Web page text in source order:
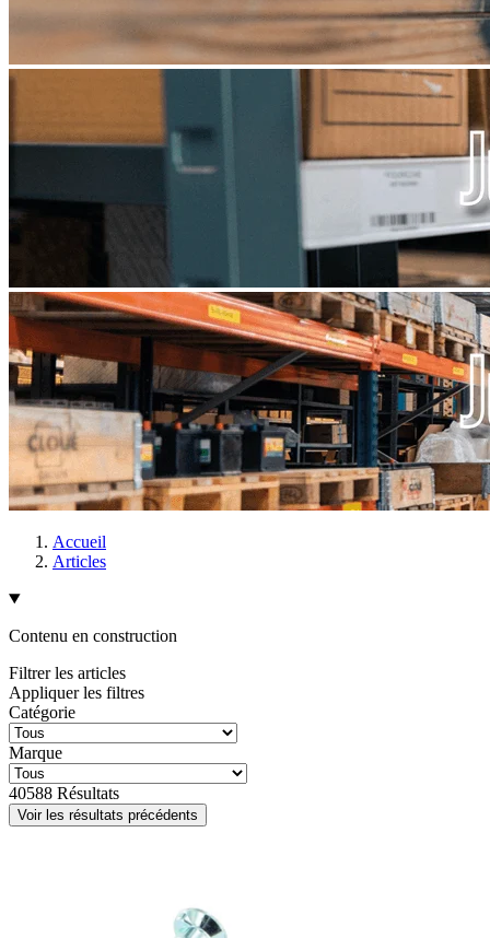
Accueil
Articles
Contenu en construction
Filtrer les articles
Appliquer les filtres
Catégorie
Marque
40588 Résultats
Voir les résultats précédents